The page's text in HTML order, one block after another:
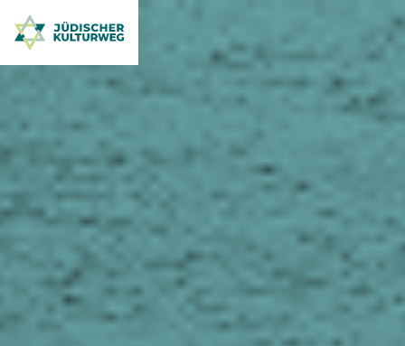
Jüdischer Kulturweg